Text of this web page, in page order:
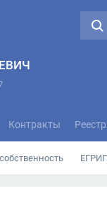
Контракты
ЕГРИП